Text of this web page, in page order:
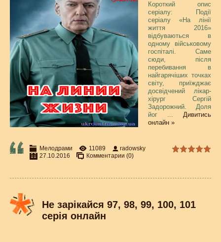
Короткий опис
серіалу: Події
серіалу «На лінії
життя 2016»
відбуваються в
одному військовому
госпіталі. Саме
сюди, після
перебивання в
найгарячіших точках
світу, приїжджає
досвідчений лікар-
хірург Сергій
Задорожний. Доля
йог ... Дивитись
онлайн »
Мелодрами 11089
radowsky
27.10.2016
Комментарии (0)
Не зарікайся 97, 98, 99, 100, 101
серія онлайн